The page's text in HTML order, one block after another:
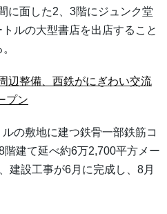
に面した2、3階にジュンク堂
ルの大型書店を出店すること
辺整備、西鉄がにぎわい交流
プン
の敷地に建つ鉄骨一部鉄筋コ
階建て延べ約6万2,700平方メー
建設工事が6月に完成し、8月